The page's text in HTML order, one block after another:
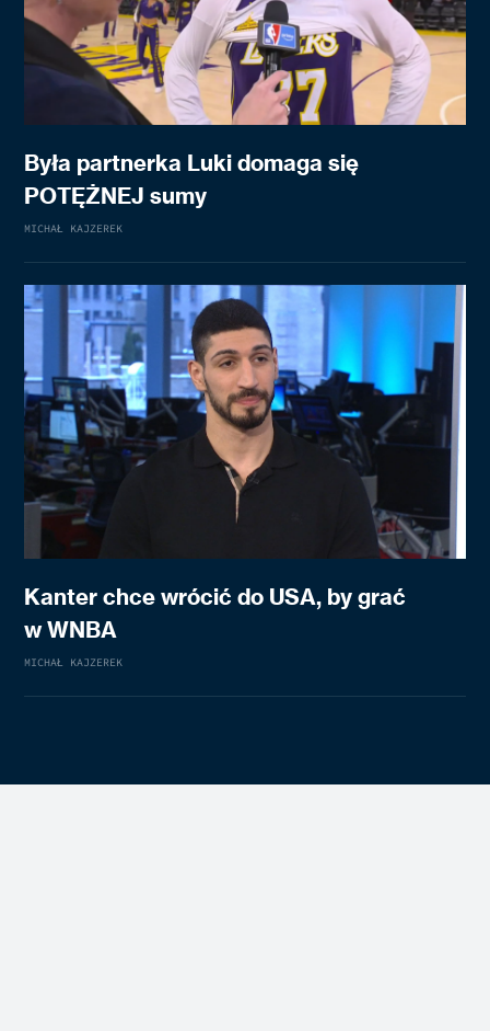
Była partnerka Luki domaga się
POTĘŻNEJ sumy
MICHAŁ KAJZEREK
Kanter chce wrócić do USA, by grać
w WNBA
MICHAŁ KAJZEREK